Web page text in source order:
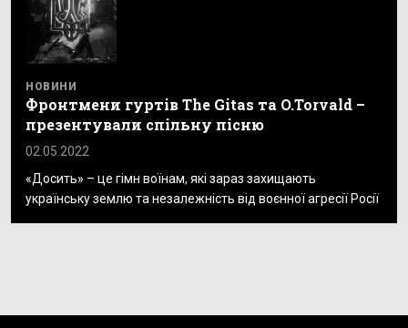
НОВИНИ
Фронтмени гуртів The Gitas та O.Torvald –
презентували спільну пісню
02.05.2022
«Досить» – це гімн воїнам, які зараз захищають
українську землю та незалежність від воєнної агресії Росії